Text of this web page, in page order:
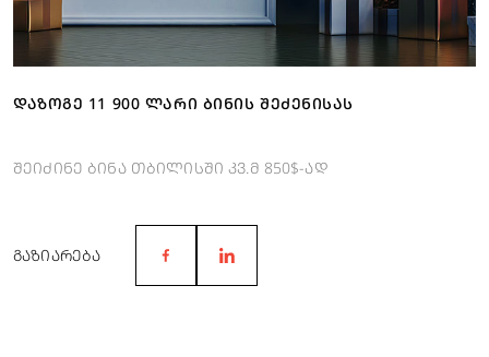
ᲓᲐᲖᲝᲒᲔ 11 900 ᲚᲐᲠᲘ ᲑᲘᲜᲘᲡ ᲨᲔᲫᲔᲜᲘᲡᲐᲡ
შეიძინე ბინა თბილისში კვ.მ 850$-ად
ᲒᲐᲖᲘᲐᲠᲔᲑᲐ